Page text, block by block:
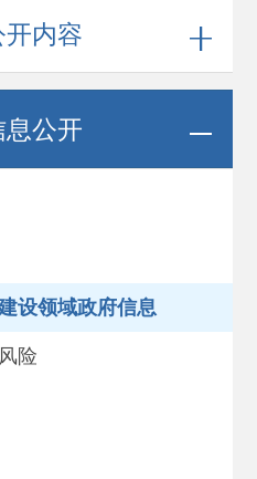
内容
息公开
设领域政府信息
险